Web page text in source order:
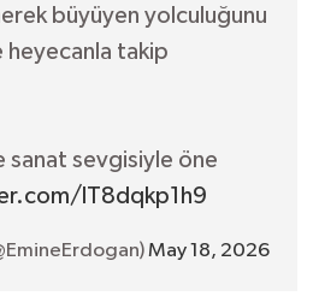
büyüyen yolculuğunu
heyecanla takip
sanat sevgisiyle öne
lT8dqkp1h9
May 18, 2026